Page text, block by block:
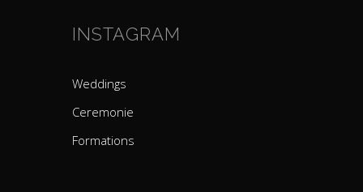
INSTAGRAM
Weddings
Ceremonie
Formations